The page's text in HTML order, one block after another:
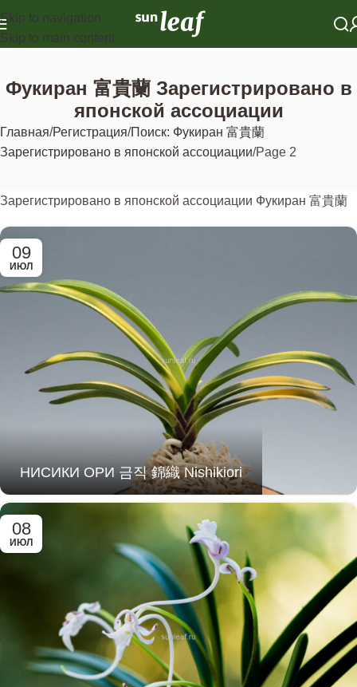
Skip to navigation
Skip to main content
Фукиран 富貴蘭 Зарегистрировано в
японской ассоциации
Главная Регистрация Поиск: Фукиран 富貴蘭
Зарегистрировано в японской ассоциации Page 2
Зарегистрировано в японской ассоциации Фукиран 富貴蘭
09
ИЮЛ
НИСИКИ ОРИ 금직 錦織 Nishikiori
08
ИЮЛ